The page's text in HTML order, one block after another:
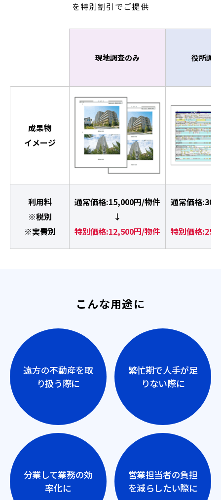
を特別割引でご提供
現地調査のみ 役所調
成果物
イメージ
利用料
※税別
※実費別
通常価格:15,000円/物件
↓
特別価格:12,500円/物件
通常価格
特別価格
こんな用途に
遠方の不動産を取
り扱う際に
繁忙期で人手が足
りない際に
分業して業務の効
率化に
営業担当者の負担
を減らしたい際に